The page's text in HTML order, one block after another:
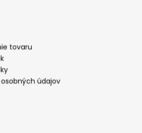
tovaru
údajov